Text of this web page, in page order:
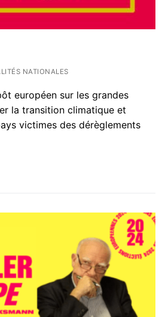
NATIONALES
européen sur les grandes
la transition climatique et
victimes des dérèglements